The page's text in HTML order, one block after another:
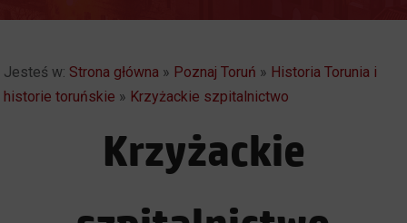
Jesteś w: Strona główna » Poznaj Toruń » Historia Torunia i
historie toruńskie » Krzyżackie szpitalnictwo
Krzyżackie